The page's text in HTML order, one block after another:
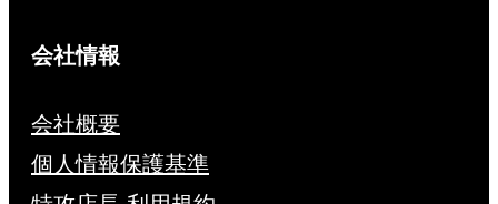
会社情報
会社概要
個人情報保護基準